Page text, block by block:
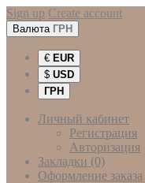
Sign up Create account
Валюта ГРН
€ EUR
$ USD
ГРН
Личный кабинет
Регистрация
Авторизация
Закладки (0)
Оформление заказа